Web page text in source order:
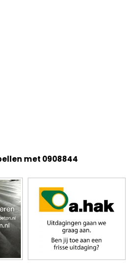
met 0908844